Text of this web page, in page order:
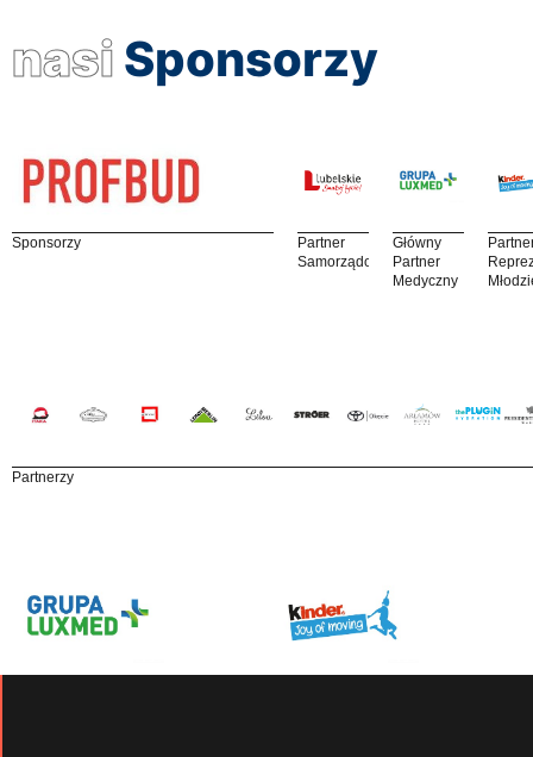
nasi Sponsorzy
Sponsorzy
Partner
Samorządowy
Główny
Partner
Medyczny
Partnerzy